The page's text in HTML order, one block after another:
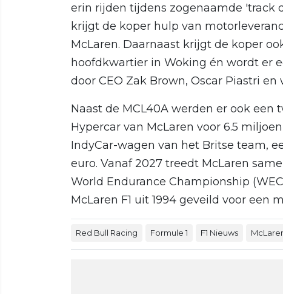
erin rijden tijdens zogenaamde 'track
krijgt de koper hulp van
McLaren. Daarnaast krijgt de koper
hoofdkwartier in Woking én wordt er
door CEO Zak Brown, Oscar Piastri
Naast de MCL40A werden er ook
Hypercar van McLaren voor 6.5
IndyCar-wagen van het Britse team,
euro. Vanaf 2027 treedt McLaren
World Endurance Championship
McLaren F1 uit 1994 geveild voor een
Red Bull Racing Formule 1 F1 Nieuws